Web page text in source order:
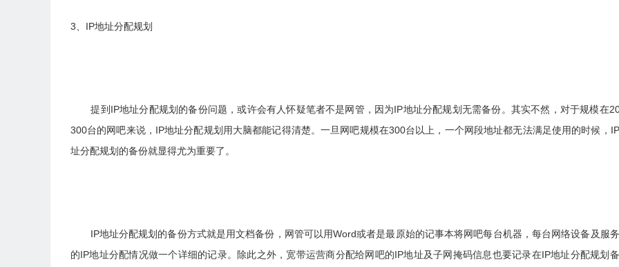
3、IP地址分配规划
提到IP地址分配规划的备份问题，或许会有人怀疑笔者不是网管，因为IP地址分配规划无需备份。其实不然，对于规模在
300台的网吧来说，IP地址分配规划用大脑都能记得清楚。一旦网吧规模在300台以上，一个网段地址都无法满足使用的时候，
址分配规划的备份就显得尤为重要了。
IP地址分配规划的备份方式就是用文档备份，网管可以用Word或者是最原始的记事本将网吧每台机器，每台网络设备及服
的IP地址分配情况做一个详细的记录。除此之外，宽带运营商分配给网吧的IP地址及子网掩码信息也要记录在IP地址分配规划